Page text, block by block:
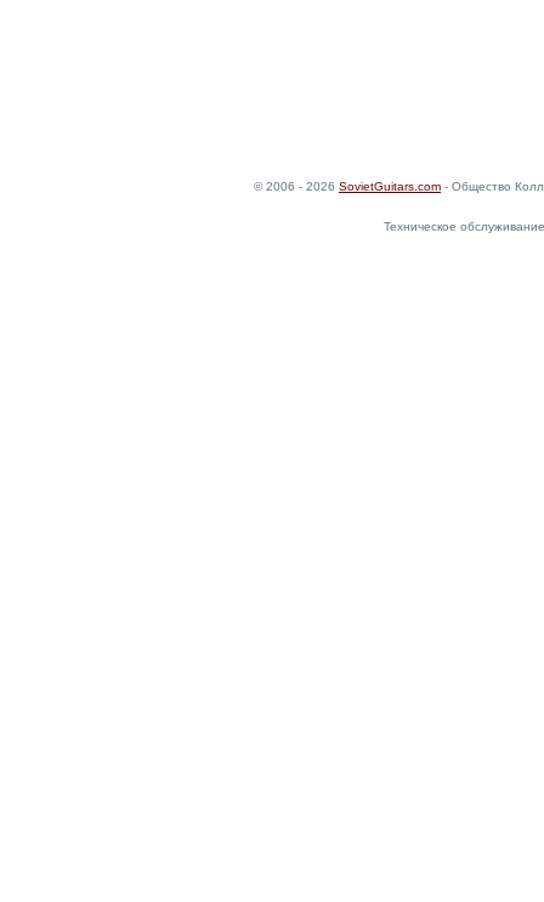
© 2006 - 2026 SovietGuitars.com - Общество
Техническое